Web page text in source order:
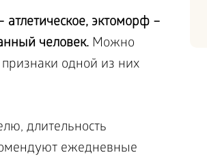
эктоморф –
человек. Можно
одной из них
длительность
ежедневные